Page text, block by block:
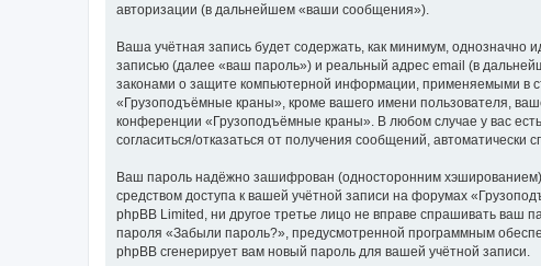
авторизации (в дальнейшем «ваши сообщения»).
Ваша учётная запись будет содержать, как минимум,
записью (далее «ваш пароль») и реальный адрес email (в
законами о защите компьютерной информации, применяемыми в
«Грузоподъёмные краны», кроме вашего имени пользователя,
конференции «Грузоподъёмные краны». В любом случае у вас
согласиться/отказаться от получения сообщений,
Ваш пароль надёжно зашифрован (односторонним
средством доступа к вашей учётной записи на форумах
phpBB Limited, ни другое третье лицо не вправе спрашивать ваш
пароля «Забыли пароль?», предусмотренной программным
phpBB сгенерирует вам новый пароль для вашей учётной записи.